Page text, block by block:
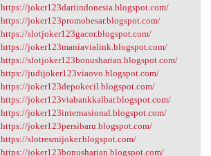
https://joker123dariindonesia.blogspot.com/
https://joker123promobesar.blogspot.com/
https://slotjoker123gacor.blogspot.com/
https://joker123maniavialink.blogspot.com/
https://slotjoker123bonusharian.blogspot.com/
https://judijoker123viaovo.blogspot.com/
https://joker123depokecil.blogspot.com/
https://joker123viabankkalbar.blogspot.com/
https://joker123internasional.blogspot.com/
https://joker123persibaru.blogspot.com/
https://slotresmijoker.blogspot.com/
https://joker123bonusharian.blogspot.com/